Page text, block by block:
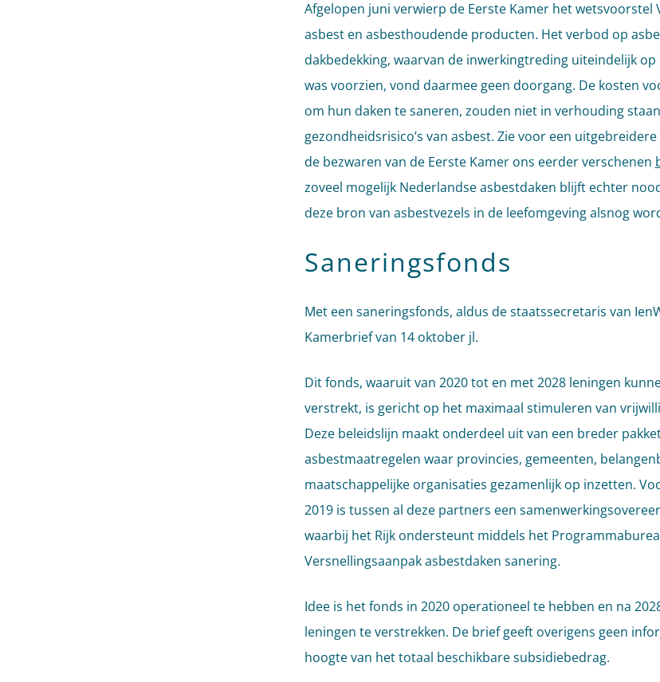
Afgelopen juni verwierp de Eerste Kamer het wetsvoorstel
asbest en asbesthoudende producten.Het verbod op
dakbedekking, waarvan de inwerkingtreding uiteindelijk op
was voorzien, vond daarmee geen doorgang. De kosten
om hun daken te saneren, zouden niet in verhouding
gezondheidsrisico’s van asbest. Zie voor een
de bezwaren van de Eerste Kamer ons eerder verschenen
zoveel mogelijk Nederlandse asbestdaken blijft echter
deze bron van asbestvezels in de leefomgeving alsnog
Saneringsfonds
Met een saneringsfonds, aldus de staatssecretaris van
Kamerbrief van 14 oktober jl.
Dit fonds, waaruit van 2020 tot en met 2028 leningen
verstrekt, is gericht op het maximaal stimuleren van
Deze beleidslijn maakt onderdeel uit van een breder
asbestmaatregelen waar provincies, gemeenten,
maatschappelijke organisaties gezamenlijk op inzetten.
2019 is tussen al deze partners een
waarbij het Rijk ondersteunt middels het
Versnellingsaanpak asbestdaken sanering.
Idee is het fonds in 2020 operationeel te hebben en na
leningen te verstrekken. De brief geeft overigens geen
hoogte van het totaal beschikbare subsidiebedrag.